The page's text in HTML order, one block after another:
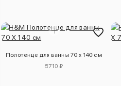
Полотенце для ванны 70 x 140 см
5710 ₽